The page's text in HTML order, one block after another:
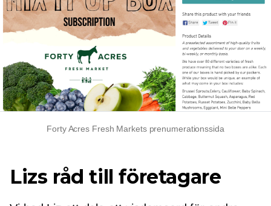
Forty Acres Fresh Markets prenumerationssida
Lizs råd till företagare